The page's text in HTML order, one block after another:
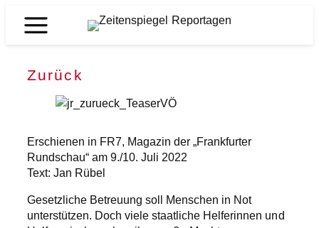
Inhalt
Zeitenspiegel
Zurück
Erschienen in FR7, Magazin der „Frankfurter
Rundschau“ am 9./10. Juli 2022
Text: Jan Rübel
Gesetzliche Betreuung soll Menschen in Not
unterstützen. Doch viele staatliche Helferinnen und